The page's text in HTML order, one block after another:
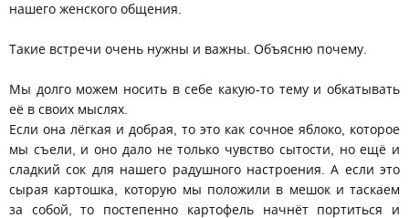
нашего женского общения.
Такие встречи очень нужны и важны. Объясню почему.
Мы долго можем носить в себе какую-то тему и обкатывать
её в своих мыслях.
Если она лёгкая и добрая, то это как сочное яблоко, которое
мы съели, и оно дало не только чувство сытости, но ещё и
сладкий сок для нашего радушного настроения. А если это
сырая картошка, которую мы положили в мешок и таскаем
за собой, то постепенно картофель начнёт портиться и